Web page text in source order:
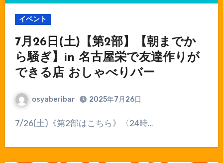
イベント
7月26日(土)【第2部】【朝までか
ら騒ぎ】in 名古屋栄で友達作りが
できる店 おしゃべりバー
osyaberibar 2025年7月26日
7/26(土)《第2部はこちら》〈24時…